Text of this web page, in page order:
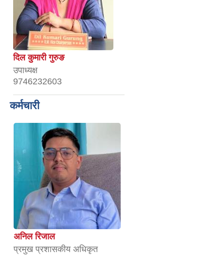
दिल कुमारी गुरुङ
उपाध्यक्ष
9746232603
कर्मचारी
अनिल रिजाल
प्रमुख प्रशासकीय अधिकृत